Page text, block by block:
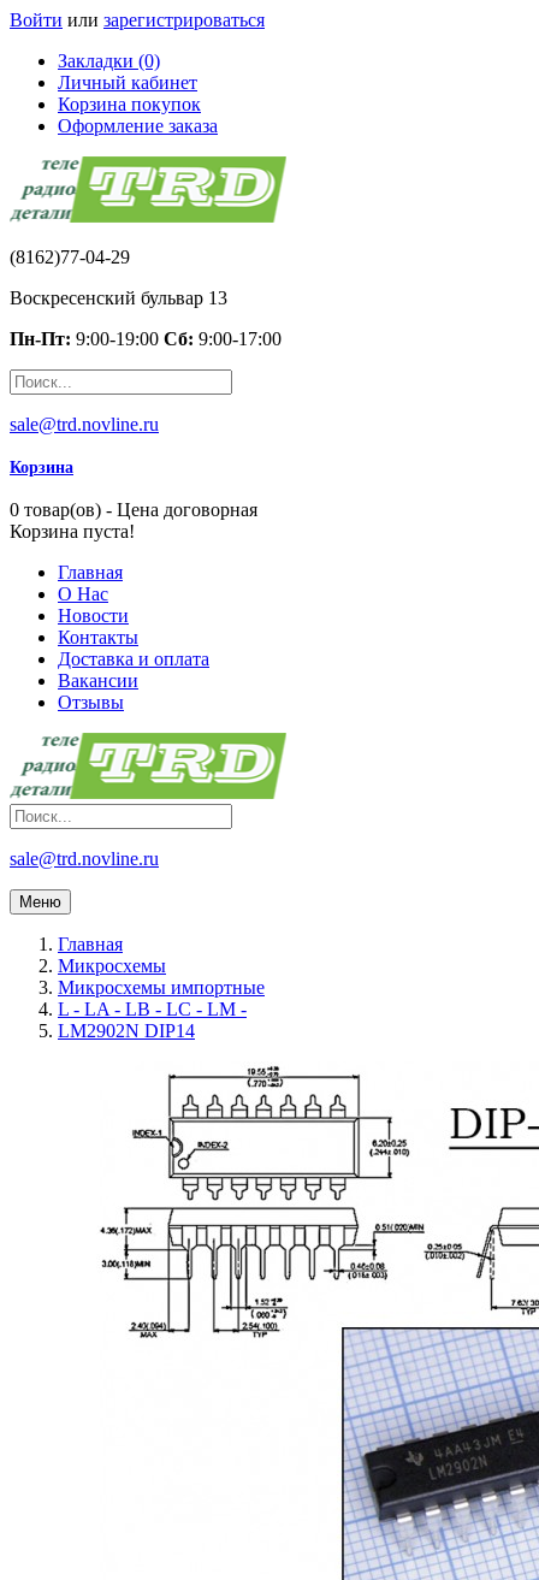
Войти или зарегистрироваться
Закладки (0)
Личный кабинет
Корзина покупок
Оформление заказа
(8162)77-04-29
Воскресенский бульвар 13
Пн-Пт: 9:00-19:00 Сб: 9:00-17:00
sale@trd.novline.ru
Корзина
0 товар(ов) - Цена договорная
Корзина пуста!
Главная
О Нас
Новости
Контакты
Доставка и оплата
Вакансии
Отзывы
sale@trd.novline.ru
Меню
Главная
Микросхемы
Микросхемы импортные
L - LA - LB - LC - LM -
LM2902N DIP14